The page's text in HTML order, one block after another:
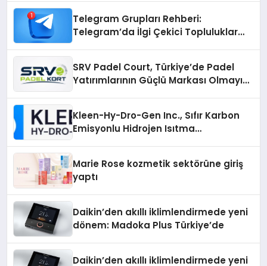
Telegram Grupları Rehberi:
Telegram’da İlgi Çekici Topluluklar
SRV Padel Court, Türkiye’de Padel
Yatırımlarının Güçlü Markası Olmayı
Kleen-Hy-Dro-Gen Inc., Sıfır Karbon
Emisyonlu Hidrojen Isıtma
Marie Rose kozmetik sektörüne giriş
yaptı
Daikin’den akıllı iklimlendirmede yeni
dönem: Madoka Plus Türkiye’de
Daikin’den akıllı iklimlendirmede yeni